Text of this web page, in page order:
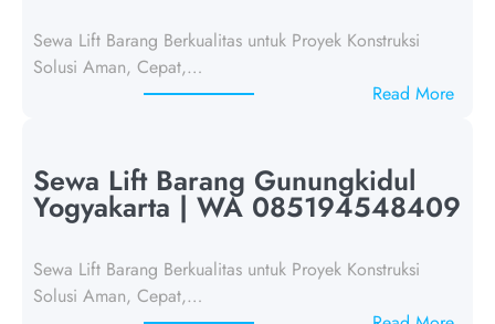
Sewa Lift Barang Berkualitas untuk Proyek Konstruksi
Solusi Aman, Cepat,…
Read More:
a
Sewa Lift Barang Gunungkidul
Yogyakarta | WA 085194548409
Sewa Lift Barang Berkualitas untuk Proyek Konstruksi
Solusi Aman, Cepat,…